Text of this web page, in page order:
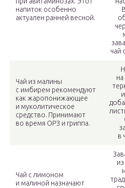
напиток особенно
актуален ранней весной.
чай
Чай из малины
с имбирем рекомендуют
как жаропонижающее
и муколитическое
средство. Принимают
во время ОРЗ и гриппа.
в
Чай с лимоном
и малиной назначают